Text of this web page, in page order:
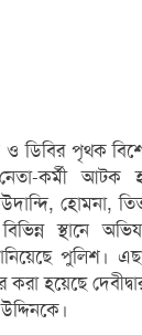
ও ডিবির পৃথক
কর্মী আটক
হোমনা,
স্থানে
পুলিশ।
করা হয়েছে